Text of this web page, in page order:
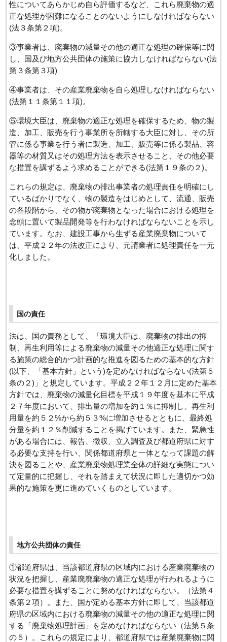
性についてあらかじめ自ら評価するなど、これら廃棄物の適
正な処理が困難になることのないようにしなければならない
(法３条第２項)。
③事業者は、廃棄物の減量その他の適正な処理の確保等に関
し、国及び地方公共団体の施策に協力しなければならない(法
第３条第３項)
④事業者は、その産業廃棄物を自ら処理しなければならない
(法第１１条第１１項)。
⑤環境大臣は、廃棄物の適正な処理を確保するため、物の製
造、加工、販売を行う事業所を所轄する大臣に対し、その所
管に係る事業を行う者に製造、加工、販売等に係る製品、容
器等の材質又はその処理方法を表示させること、その他必要
な措置を講ずるよう求めることができる(法第１９条の２)。
これらの規定は、廃棄物の排出事業者の処理責任を明確にし
ているばかりでなく、物の製造をはじめとして、流通、販売
の各段階から、その物が廃棄物となった場合における処理を
念頭に置いて製品開発等を行わなければならないことを示し
ています。なお、建設工事から生ずる産業廃棄物について
は、平成２２年の法改正により、元請業者に処理責任を一元
化しました。
国の責任
法は、国の責務として、「環境大臣は、廃棄物の排出の抑
制、再生利用等による廃棄物の減量その他適正な処理に関す
る施策の総合的かつ計画的な推進を図るための基本的な方針
(以下、「基本方針」という)を定めなければならない(法第５
条の２)」と規定しています。平成２２年１２月に定めた基本
方針では、廃棄物の減量化目標を平成１９年度を基本に平成
２７年度において、排出量の増加を約１％に抑制し、再生利
用量を約５２%から約５３%に増加させるとともに、最終処
分量を約１２％削減することを掲げています。また、緊急性
がある場合には、報告、徴収、立入調査及び都道府県に対す
る必要な支持を行い、関係都道府県と一体となって課題の解
決を図ることや、産業廃棄物処理業全体の詳細な実態につい
て定量的に把握し、それを踏まえて状況に即した適切かつ効
果的な施策を更に進めていくものとしています。
地方公共団体の責任
①都道府県は、当該都道府県の区域内における産業廃棄物の
状況を把握し、産業廃廃棄物の適正な処理が行われるように
必要な措置を講ずることに努めなければならない。（法第４
条第２項）。また、国が定める基本方針に即して、当該都道
府県の区域内における廃棄物の減量その他の適正な処理に関
する「廃棄物処理計画」を定めなければならない（法第５条
の５）。これらの規定により、都道府県では産業廃棄物に関